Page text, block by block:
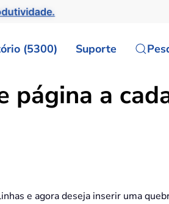
(5300) Suporte
página a
e agora deseja inserir uma